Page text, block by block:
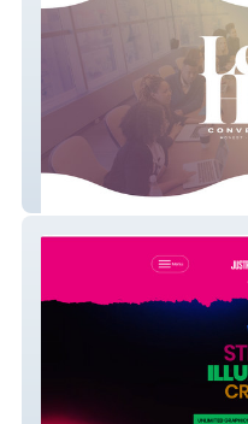
LeadHER Conversation